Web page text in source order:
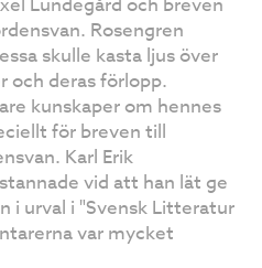
Rosengren
skulle kasta ljus över
och deras förlopp.
kunskaper om hennes
för breven till
Karl Erik
vid att han lät ge
i urval i "Svensk Litteratur
var mycket